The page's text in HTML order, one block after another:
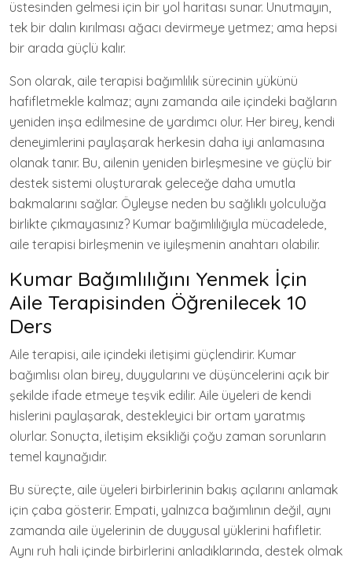
üstesinden gelmesi için bir yol haritası sunar. Unutmayın,
tek bir dalın kırılması ağacı devirmeye yetmez; ama hepsi
bir arada güçlü kalır.
Son olarak, aile terapisi bağımlılık sürecinin yükünü
hafifletmekle kalmaz; aynı zamanda aile içindeki bağların
yeniden inşa edilmesine de yardımcı olur. Her birey, kendi
deneyimlerini paylaşarak herkesin daha iyi anlamasına
olanak tanır. Bu, ailenin yeniden birleşmesine ve güçlü bir
destek sistemi oluşturarak geleceğe daha umutla
bakmalarını sağlar. Öyleyse neden bu sağlıklı yolculuğa
birlikte çıkmayasınız? Kumar bağımlılığıyla mücadelede,
aile terapisi birleşmenin ve iyileşmenin anahtarı olabilir.
Kumar Bağımlılığını Yenmek İçin
Aile Terapisinden Öğrenilecek 10
Ders
Aile terapisi, aile içindeki iletişimi güçlendirir. Kumar
bağımlısı olan birey, duygularını ve düşüncelerini açık bir
şekilde ifade etmeye teşvik edilir. Aile üyeleri de kendi
hislerini paylaşarak, destekleyici bir ortam yaratmış
olurlar. Sonuçta, iletişim eksikliği çoğu zaman sorunların
temel kaynağıdır.
Bu süreçte, aile üyeleri birbirlerinin bakış açılarını anlamak
için çaba gösterir. Empati, yalnızca bağımlının değil, aynı
zamanda aile üyelerinin de duygusal yüklerini hafifletir.
Aynı ruh hali içinde birbirlerini anladıklarında, destek olmak